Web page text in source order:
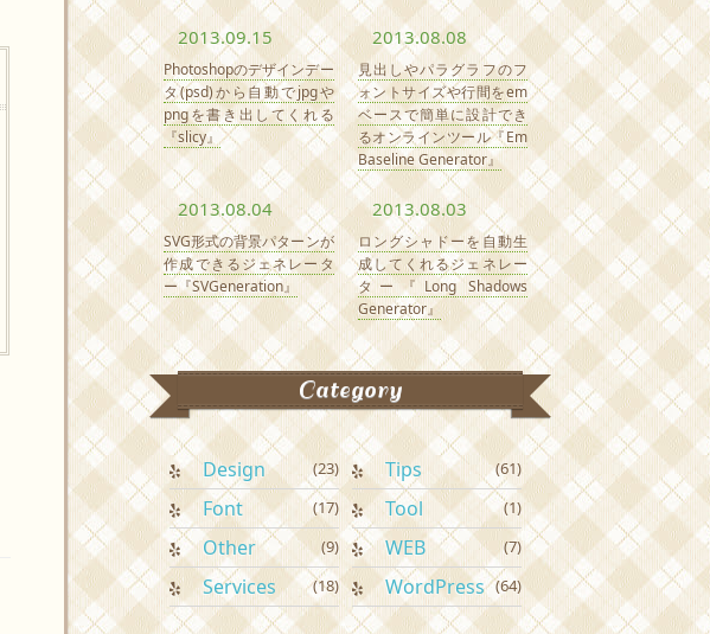
2013.09.15
Photoshopのデザインデー
タ(psd)から自動でjpgや
pngを書き出してくれる
『slicy』
2013.08.08
見出しやパラグラフのフ
ォントサイズや行間をem
ベースで簡単に設計でき
るオンラインツール『Em
Baseline Generator』
2013.08.04
SVG形式の背景パターンが
作成できるジェネレータ
ー『SVGeneration』
2013.08.03
ロングシャドーを自動生
成してくれるジェネレー
ター『Long Shadows
Generator』
Category
Design (23)
Font (17)
Other (9)
Services (18)
Tips (61)
Tool (1)
WEB (7)
WordPress (64)